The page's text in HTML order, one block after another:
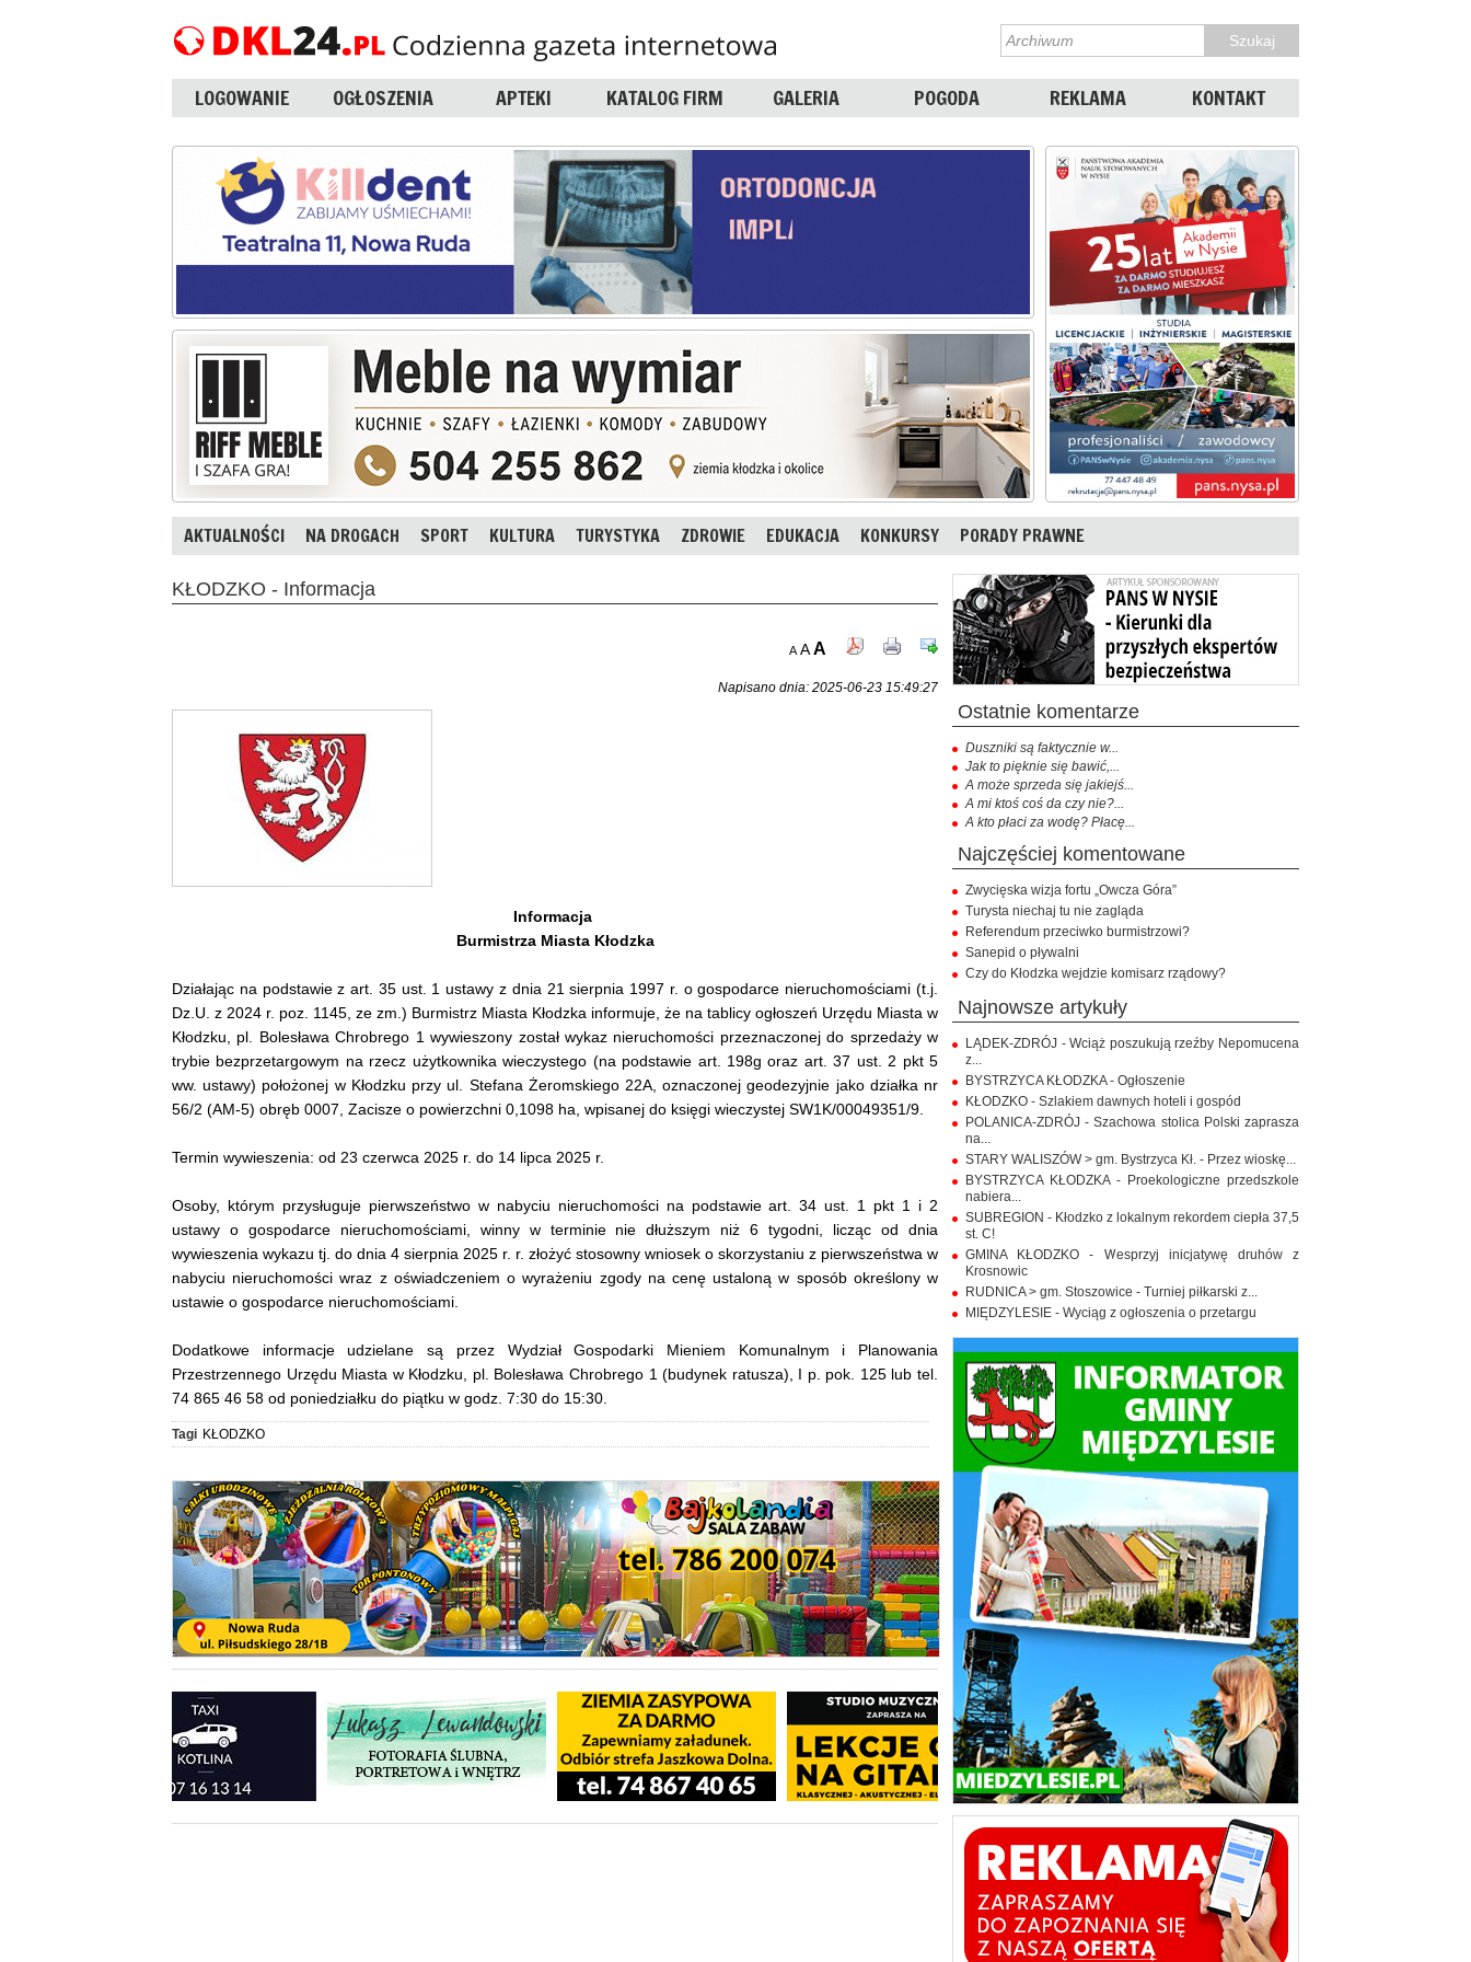
LOGOWANIE OGŁOSZENIA APTEKI KATALOG FIRM GALERIA POGODA REKLAMA KONTAKT
AKTUALNOŚCI NA DROGACH SPORT KULTURA TURYSTYKA ZDROWIE EDUKACJA KONKURSY PORADY PRAWNE
KŁODZKO - Informacja
A AA
Napisano dnia: 2025-06-23 15:49:27
Informacja
Burmistrza Miasta Kłodzka
Działając na podstawie z art. 35 ust. 1 ustawy z dnia 21 sierpnia 1997 r. o gospodarce nieruchomościami (t.j.
Dz.U. z 2024 r. poz. 1145, ze zm.) Burmistrz Miasta Kłodzka informuje, że na tablicy ogłoszeń Urzędu Miasta w
Kłodzku, pl. Bolesława Chrobrego 1 wywieszony został wykaz nieruchomości przeznaczonej do sprzedaży w
trybie bezprzetargowym na rzecz użytkownika wieczystego (na podstawie art. 198g oraz art. 37 ust. 2 pkt 5
ww. ustawy) położonej w Kłodzku przy ul. Stefana Żeromskiego 22A, oznaczonej geodezyjnie jako działka nr
56/2 (AM-5) obręb 0007, Zacisze o powierzchni 0,1098 ha, wpisanej do księgi wieczystej SW1K/00049351/9.
Termin wywieszenia: od 23 czerwca 2025 r. do 14 lipca 2025 r.
Osoby, którym przysługuje pierwszeństwo w nabyciu nieruchomości na podstawie art. 34 ust. 1 pkt 1 i 2
ustawy o gospodarce nieruchomościami, winny w terminie nie dłuższym niż 6 tygodni, licząc od dnia
wywieszenia wykazu tj. do dnia 4 sierpnia 2025 r. r. złożyć stosowny wniosek o skorzystaniu z pierwszeństwa w
nabyciu nieruchomości wraz z oświadczeniem o wyrażeniu zgody na cenę ustaloną w sposób określony w
ustawie o gospodarce nieruchomościami.
Dodatkowe informacje udzielane są przez Wydział Gospodarki Mieniem Komunalnym i Planowania
Przestrzennego Urzędu Miasta w Kłodzku, pl. Bolesława Chrobrego 1 (budynek ratusza), I p. pok. 125 lub tel.
74 865 46 58 od poniedziałku do piątku w godz. 7:30 do 15:30.
Tagi KŁODZKO
ostatnie komentarze
Duszniki są faktycznie w...
Jak to pięknie się bawić,...
A może sprzeda się jakiejś...
A mi ktoś coś da czy nie?...
A kto płaci za wodę? Płacę...
najczęściej komentowane
Zwycięska wizja fortu „Owcza Góra”
Turysta niechaj tu nie zagląda
Referendum przeciwko burmistrzowi?
Sanepid o pływalni
Czy do Kłodzka wejdzie komisarz rządowy?
najnowsze artykuły
LĄDEK-ZDRÓJ - Wciąż poszukują rzeźby Nepomucena
z...
BYSTRZYCA KŁODZKA - Ogłoszenie
KŁODZKO - Szlakiem dawnych hoteli i gospód
POLANICA-ZDRÓJ - Szachowa stolica Polski zaprasza
na...
STARY WALISZÓW > gm. Bystrzyca Kł. - Przez wioskę...
BYSTRZYCA KŁODZKA - Proekologiczne przedszkole
nabiera...
SUBREGION - Kłodzko z lokalnym rekordem ciepła 37,5
st. C!
GMINA KŁODZKO - Wesprzyj inicjatywę druhów z
Krosnowic
RUDNICA > gm. Stoszowice - Turniej piłkarski z...
MIĘDZYLESIE - Wyciąg z ogłoszenia o przetargu